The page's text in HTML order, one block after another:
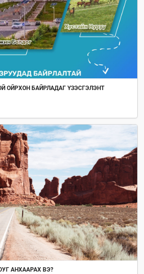
ОЙРХОН БАЙРЛАДАГ ҮЗЭСГЭЛЭНТ
АНХААРАХ ВЭ?